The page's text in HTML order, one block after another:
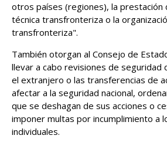
otros países (regiones), la prestación
técnica transfronteriza o la
transfronteriza".
También otorgan al Consejo de
llevar a cabo revisiones de seguridad
el extranjero o las transferencias de
afectar a la seguridad nacional,
que se deshagan de sus acciones o
imponer multas por incumplimiento a
individuales.